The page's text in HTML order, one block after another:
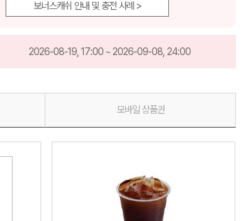
보너스캐쉬 안내 및 충전 사례 >
2026-08-19, 17:00 ~ 2026-09-08, 24:00
모바일 상품권